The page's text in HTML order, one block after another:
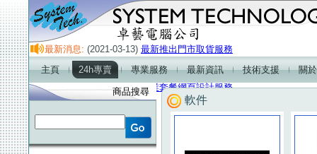
最新消息: (2021-03-13) 最新推出門市取貨服務
(2021-01-01)
(2018-01-01)最新產品-2.1超重低音喇叭
(2018-01-01)企業套餐網頁設計服務
主頁 24h專賣 專業服務 最新資訊 技術支援 關
商品搜尋
軟件